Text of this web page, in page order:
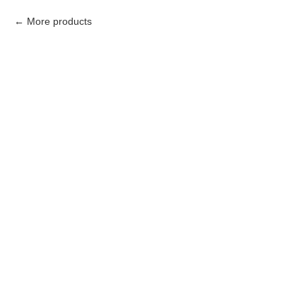
More products